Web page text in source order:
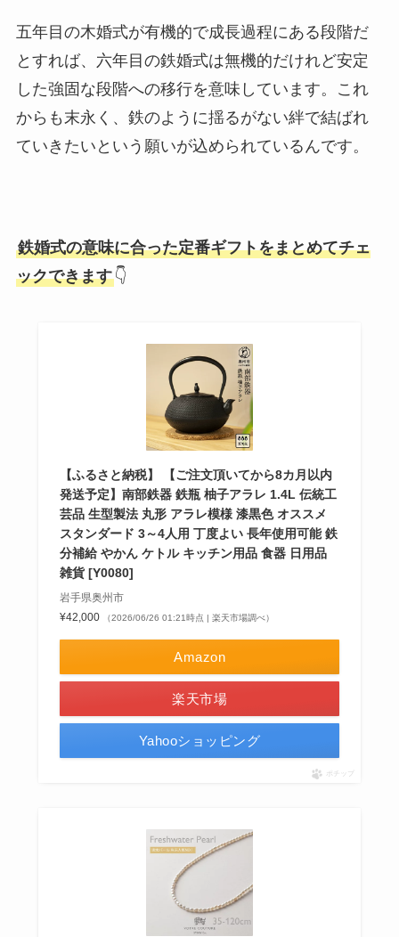
五年目の木婚式が有機的で成長過程にある段階だ
とすれば、六年目の鉄婚式は無機的だけれど安定
した強固な段階への移行を意味しています。これ
からも末永く、鉄のように揺るがない絆で結ばれ
ていきたいという願いが込められているんです。
鉄婚式の意味に合った定番ギフトをまとめてチェ
ックできます👇
【ふるさと納税】 【ご注文頂いてから8カ月以内
発送予定】南部鉄器 鉄瓶 柚子アラレ 1.4L 伝統工
芸品 生型製法 丸形 アラレ模様 漆黒色 オススメ
スタンダード 3～4人用 丁度よい 長年使用可能 鉄
分補給 やかん ケトル キッチン用品 食器 日用品
雑貨 [Y0080]
岩手県奥州市
¥42,000
（2026/06/26 01:21時点 | 楽天市場調べ）
Amazon
楽天市場
Yahooショッピング
ポチップ